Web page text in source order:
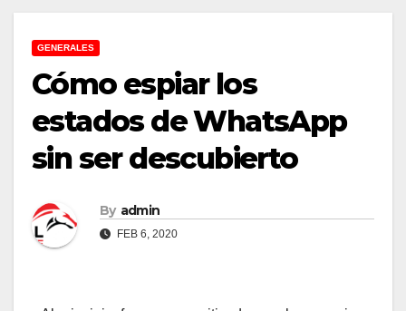
GENERALES
Cómo espiar los
estados de WhatsApp
sin ser descubierto
By admin
FEB 6, 2020